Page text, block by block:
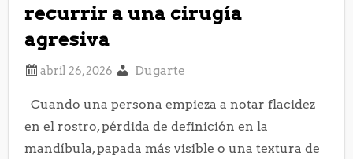
recurrir a una cirugía
agresiva
Dugarte
Cuando una persona empieza a notar flacidez
en el rostro, pérdida de definición en la
mandíbula, papada más visible o una textura de